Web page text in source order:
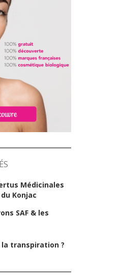
Médicinales
Konjac
SAF & les
transpiration ?